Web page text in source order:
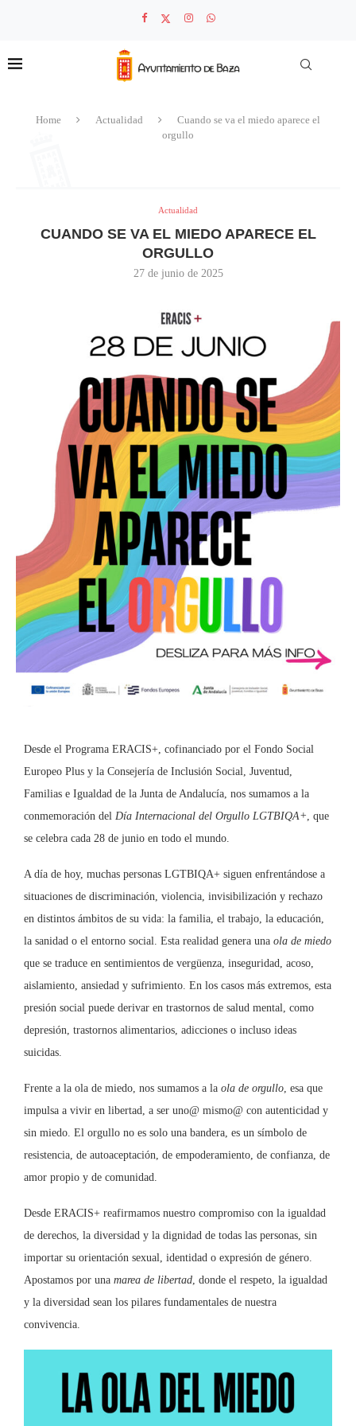
Home Actualidad
Cuando se va el miedo aparece el
orgullo
Actualidad
CUANDO SE VA EL MIEDO APARECE EL
ORGULLO
27 de junio de 2025
Desde el Programa ERACIS+, cofinanciado por el Fondo Social
Europeo Plus y la Consejería de Inclusión Social, Juventud,
Familias e Igualdad de la Junta de Andalucía, nos sumamos a la
conmemoración del Día Internacional del Orgullo LGTBIQA+ , que
se celebra cada 28 de junio en todo el mundo.
A día de hoy, muchas personas LGTBIQA+ siguen enfrentándose a
situaciones de discriminación, violencia, invisibilización y rechazo
en distintos ámbitos de su vida: la familia, el trabajo, la educación,
la sanidad o el entorno social. Esta realidad genera una ola de miedo
que se traduce en sentimientos de vergüenza, inseguridad, acoso,
aislamiento, ansiedad y sufrimiento. En los casos más extremos, esta
presión social puede derivar en trastornos de salud mental, como
depresión, trastornos alimentarios, adicciones o incluso ideas
suicidas.
Frente a la ola de miedo, nos sumamos a la ola de orgullo , esa que
impulsa a vivir en libertad, a ser uno@ mismo@ con autenticidad y
sin miedo. El orgullo no es solo una bandera, es un símbolo de
resistencia, de autoaceptación, de empoderamiento, de confianza, de
amor propio y de comunidad.
Desde ERACIS+ reafirmamos nuestro compromiso con la igualdad
de derechos, la diversidad y la dignidad de todas las personas, sin
importar su orientación sexual, identidad o expresión de género.
Apostamos por una marea de libertad , donde el respeto, la igualdad
y la diversidad sean los pilares fundamentales de nuestra
convivencia.